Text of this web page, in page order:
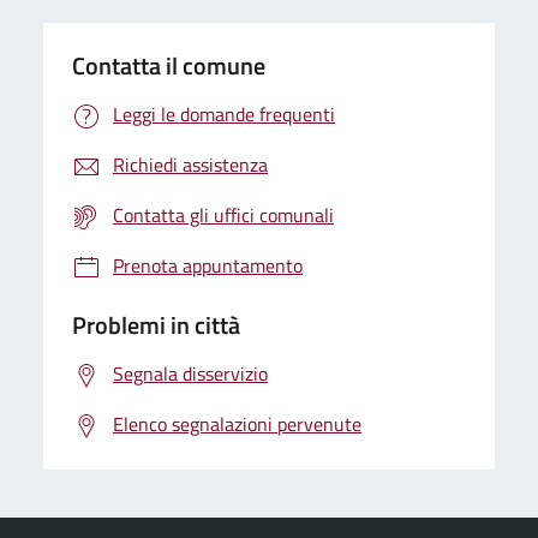
Contatta il comune
Leggi le domande frequenti
Richiedi assistenza
Contatta gli uffici comunali
Prenota appuntamento
Problemi in città
Segnala disservizio
Elenco segnalazioni pervenute